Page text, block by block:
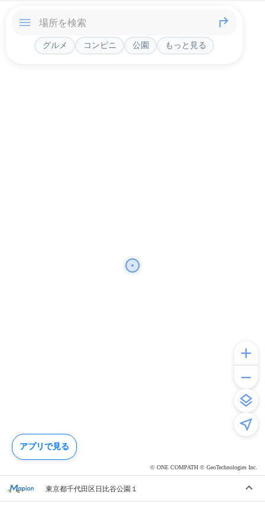
© ONE COMPATH © GeoTechnologies Inc.
グルメ コンビニ 公園 もっと見る
東京都千代田区日比谷公園１
アプリで見る